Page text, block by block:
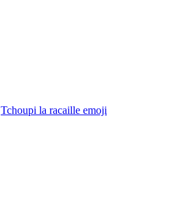
Tchoupi la racaille emoji